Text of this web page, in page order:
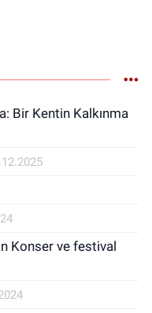
Bir Kentin Kalkınma
Konser ve festival